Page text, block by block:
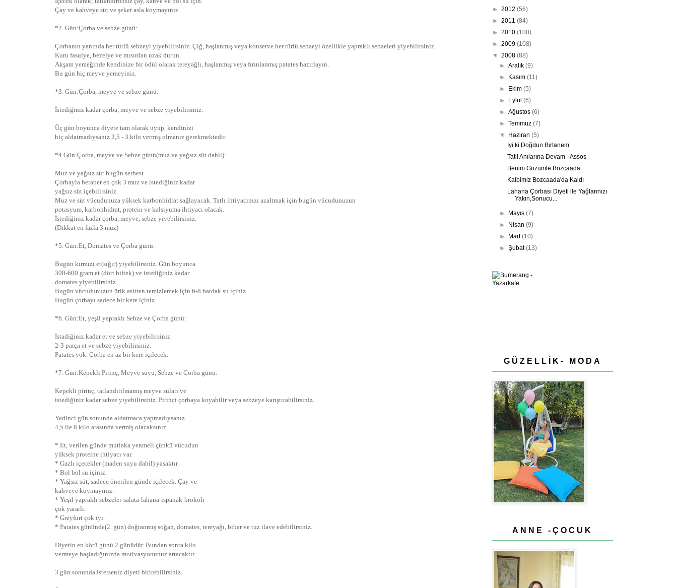
Çay ve kahveye süt ve şeker asla koymayınız.
*2. Gün:Çorba ve sebze günü:
Çorbanın yanında her türlü sebzeyi yiyebilirsiniz. Çiğ, haşlanmış veya konserve her türlü sebzeyi özellikle yapraklı sebzeleri yiyebilirsiniz.
Kuru fasulye, bezelye ve mısırdan uzak durun.
Akşam yemeğinde kendinize bir ödül olarak tereyağlı, haşlanmış veya fırınlanmış patates hazırlayın.
Bu gün hiç meyve yemeyiniz.
*3. Gün:Çorba, meyve ve sebze günü:
İstediğiniz kadar çorba, meyve ve sebze yiyebilirsiniz.
Üç gün boyunca diyete tam olarak uyup, kendinizi
hiç aldatmadıysanız 2,5 - 3 kilo vermiş olmanız gerekmektedir.
*4.Gün:Çorba, meyve ve Sebze günü(muz ve yağsız süt dahil):
Muz ve yağsız süt bugün serbest.
Çorbayla beraber en çok 3 muz ve istediğiniz kadar
yağsız süt içebilirsiniz.
Muz ve süt vücudunuza yüksek karbonhidrat sağlayacak. Tatlı ihtiyacınızı azaltmak için bugün vücudunuzun
potasyum, karbonhidrat, protein ve kalsiyuma ihtiyacı olacak.
İstediğiniz kadar çorba, meyve, sebze yiyebilirsiniz.
(Dikkat en fazla 3 muz)
*5. Gün:Et, Domates ve Çorba günü:
Bugün kırmızı et(sığır) yiyebilirsiniz. Gün boyunca
300-600 gram et (dört biftek) ve istediğiniz kadar
domates yiyebilirsiniz.
Bugün vücudunuzun ürik asitten temizlemek için 6-8 bardak su içiniz.
Bugün çorbayı sadece bir kere içiniz.
*6. Gün:Et, yeşil yapraklı Sebze ve Çorba günü:
İstadiğiniz kadar et ve sebze yiyebilirsiniz.
2-3 parça et ve sebze yiyebilirsiniz.
Patates yok. Çorba en az bir kere içilecek.
*7. Gün:Kepekli Pirinç, Meyve suyu, Sebze ve Çorba günü:
Kepekli pirinç, tatlandırılmamış meyve suları ve
istediğiniz kadar sebze yiyebilirsiniz. Pirinci çorbaya koyabilir veya sebzeye karıştırabilirsiniz.
Yedinci gün sonunda aldatmaca yapmadıysanız
4,5 ile 8 kilo arasında vermiş olacaksınız.
* Et, verilen günde mutlaka yenmeli çünkü vücudun
yüksek proteine ihtiyacı var.
* Gazlı içecekler (maden suyu dahil) yasaktır.
* Bol bol su içiniz.
* Yağsız süt, sadece önerilen günde içilecek. Çay ve
kahveye koymayınız.
* Yeşil yapraklı sebzeler-salata-lahana-ıspanak-brokoli
çok yararlı.
* Greyfurt çok iyi.
* Patates gününde(2. gün) doğranmış soğan, domates, tereyağı, biber ve tuz ilave edebilirsiniz.
Diyetin en kötü günü 2.günüdür. Bundan sonra kilo
vermeye başladığınızda motivasyonunuz artacaktır.
3.gün sonunda isterseniz diyeti bitirebilirsiniz.
► 2012 (56)
► 2011 (84)
► 2010 (100)
► 2009 (108)
▼ 2008 (88)
►Aralık(9)
► Kasım(11)
► Ekim(5)
► Eylül(6)
►Ağustos(6)
►Temmuz(7)
▼ Haziran(5)
İyi ki Doğdun Birtanem
Tatil Anılarına Devam - Assos
Benim Gözümle Bozcaada
Kalbimiz Bozcaada'da Kaldı
Lahana Çorbası Diyeti ile Yağlarınızı
Yakın,Sonucu...
► Mayıs(7)
► Nisan(9)
► Mart(10)
►Şubat(13)
GÜZELLİK- MODA
ANNE -ÇOCUK